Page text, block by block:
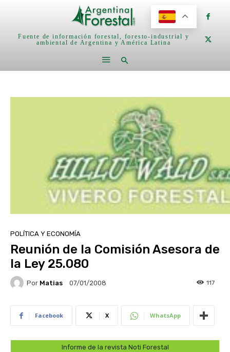
Fuente de información forestal, foresto-industrial y
ambiental de Argentina y América Latina
POLÍTICA Y ECONOMÍA
Reunión de la Comisión Asesora de
la Ley 25.080
Por Matias 07/01/2008 117
Facebook X WhatsApp
Informe de la revista Noti Forestal